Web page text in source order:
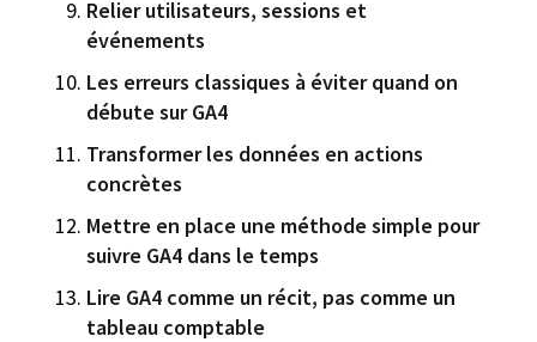
Relier utilisateurs, sessions et
événements
Les erreurs classiques à éviter quand on
débute sur GA4
Transformer les données en actions
concrètes
Mettre en place une méthode simple pour
suivre GA4 dans le temps
Lire GA4 comme un récit, pas comme un
tableau comptable